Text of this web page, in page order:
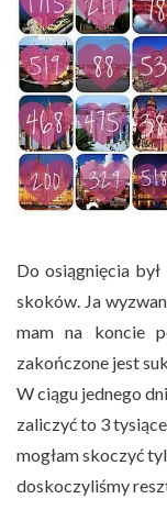
Do osiągnięcia
skoków. Ja
mam na koncie
zakończone jest
W ciągu jednego
zaliczyć to 3
mogłam skoczyć
doskoczyliśmy